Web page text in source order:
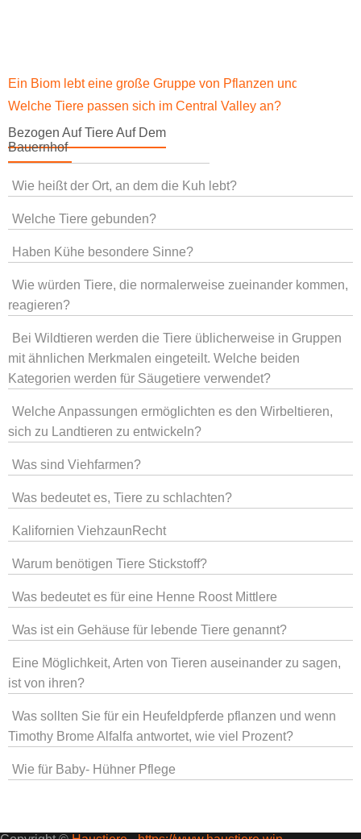
Ein Biom lebt eine große Gruppe von Pflanzen und Tieren,
Welche Tiere passen sich im Central Valley an?
Bezogen Auf Tiere Auf Dem
Bauernhof
Wie heißt der Ort, an dem die Kuh lebt?
Welche Tiere gebunden?
Haben Kühe besondere Sinne?
Wie würden Tiere, die normalerweise zueinander kommen,
reagieren?
Bei Wildtieren werden die Tiere üblicherweise in Gruppen
mit ähnlichen Merkmalen eingeteilt. Welche beiden
Kategorien werden für Säugetiere verwendet?
Welche Anpassungen ermöglichten es den Wirbeltieren,
sich zu Landtieren zu entwickeln?
Was sind Viehfarmen?
Was bedeutet es, Tiere zu schlachten?
Kalifornien ViehzaunRecht
Warum benötigen Tiere Stickstoff?
Was bedeutet es für eine Henne Roost Mittlere
Was ist ein Gehäuse für lebende Tiere genannt?
Eine Möglichkeit, Arten von Tieren auseinander zu sagen,
ist von ihren?
Was sollten Sie für ein Heufeldpferde pflanzen und wenn
Timothy Brome Alfalfa antwortet, wie viel Prozent?
Wie für Baby- Hühner Pflege